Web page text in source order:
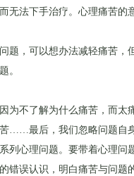
无法下手治疗。心理痛苦的
，可以想办法减轻痛苦，
。
不了解为什么痛苦，而太
……最后，我们忽略问题自
列心理问题。要带着心理问
错误认识，明白痛苦与问题